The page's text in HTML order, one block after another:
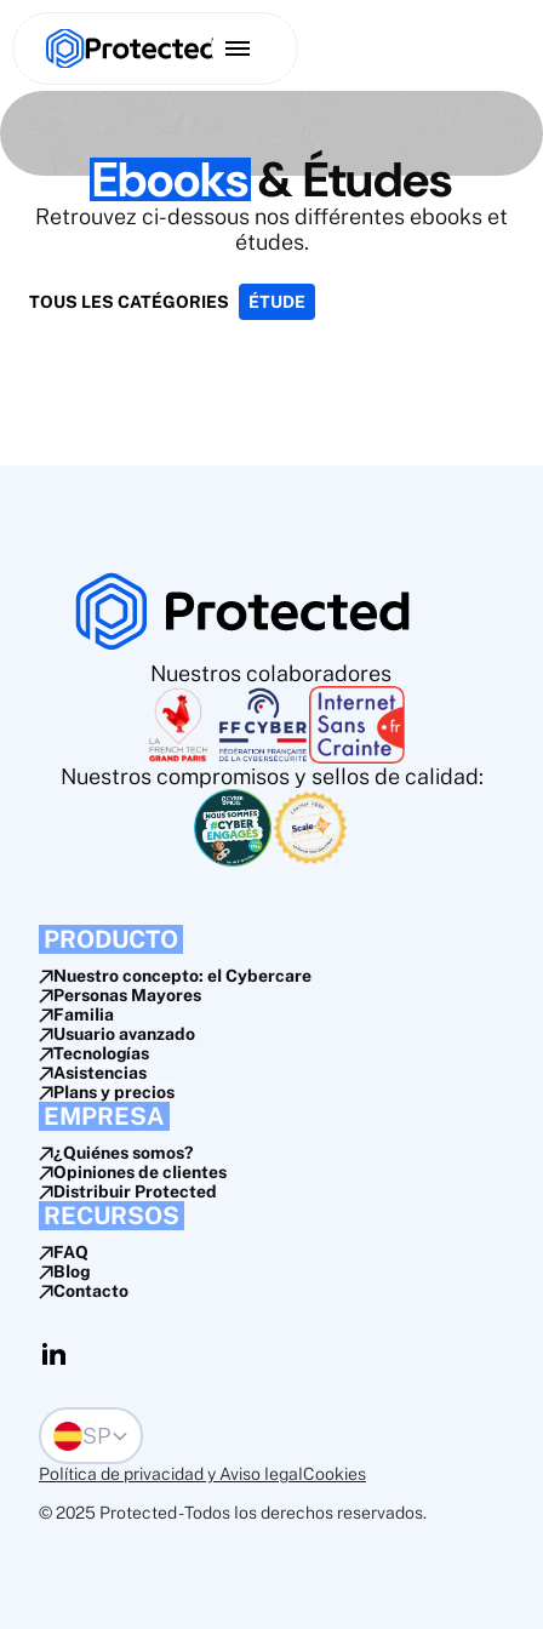
Ebooks& Études
Retrouvez ci-dessous nos différentes ebooks et
études.
TOUS LES CATÉGORIES ÉTUDE
Nuestros colaboradores
Nuestros compromisos y sellos de calidad:
PRODUCTO
Nuestro concepto: el Cybercare
Personas Mayores
Familia
Usuario avanzado
Tecnologías
Asistencias
Plans y precios
EMPRESA
¿Quiénes somos?
Opiniones de clientes
Distribuir Protected
RECURSOS
FAQ
Blog
Contacto
SP
© 2025 Protected - Todos los derechos reservados.
Política de privacidad y Aviso legalCookies